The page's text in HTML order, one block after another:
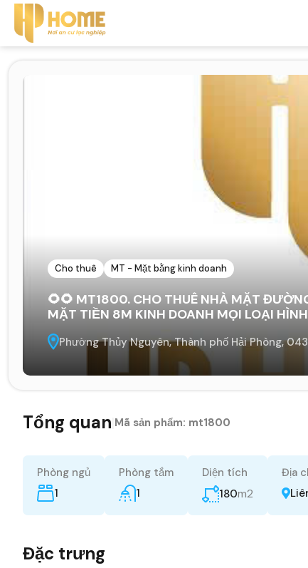
Cho thuê MT - Mặt bằng kinh doanh
🌻🌻 MT1800. CHO THUÊ NHÀ MẶT
MẶT TIỀN 8M KINH DOANH MỌI LOẠI HÌNH
Phường Thủy Nguyên, Thành phố Hải Phòng,
Tổng quan Mã sản phẩm: mt1800
Phòng ngủ
1
Phòng tắm
1
Diện tích
180m2
Địa
Đặc trưng